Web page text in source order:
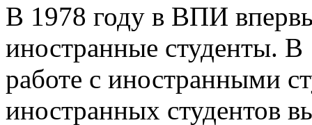
В 1978 году в ВПИ
иностранные студенты. В
работе с иностранными
иностранных студентов